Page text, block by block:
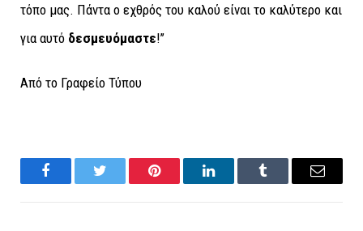
τόπο μας. Πάντα ο εχθρός του καλού είναι το καλύτερο και
για αυτό δεσμευόμαστε!’’
Από το Γραφείο Τύπου
FacebookTwitter Pinterest LinkedInTumblr Email